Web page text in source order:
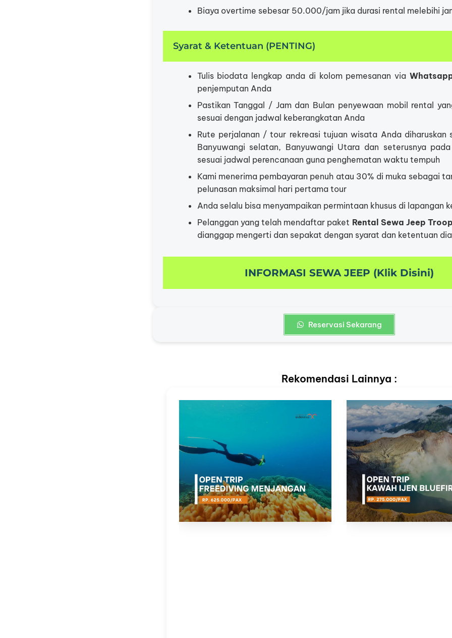
Biaya overtime sebesar 50.000/jam jika durasi rental melebihi
Syarat & Ketentuan (PENTING)
Tulis biodata lengkap anda di kolom pemesanan via
penjemputan Anda
Pastikan Tanggal / Jam dan Bulan penyewaan mobil rental
sesuai dengan jadwal keberangkatan Anda
Rute perjalanan / tour rekreasi tujuan wisata Anda diharuskan
Banyuwangi selatan, Banyuwangi Utara dan seterusnya
sesuai jadwal perencanaan guna penghematan waktu tempuh
Kami menerima pembayaran penuh atau 30% di muka sebagai
pelunasan maksimal hari pertama tour
Anda selalu bisa menyampaikan permintaan khusus di lapangan
Pelanggan yang telah mendaftar paket Rental Sewa Jeep
dianggap mengerti dan sepakat dengan syarat dan ketentuan
INFORMASI SEWA JEEP (Klik Disini)
Reservasi Sekarang
Rekomendasi Lainnya :